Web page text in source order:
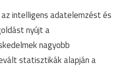
az intelligens adatelemzést és
nyújt a
nagyobb
statisztikák alapján a